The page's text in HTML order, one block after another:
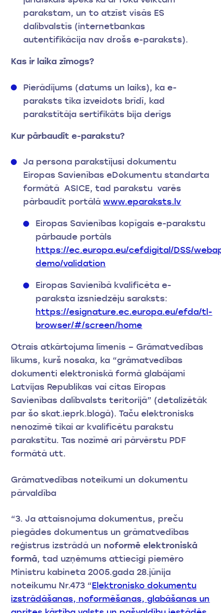
parakstam, un to atzīst visās ES
dalībvalstīs (internetbankas
autentifikācija nav drošs e-paraksts).
Kas ir laika zīmogs?
Pierādījums (datums un laiks), ka e-
paraksts tika izveidots brīdī, kad
parakstītāja sertifikāts bija derīgs
Kur pārbaudīt e-parakstu?
Ja persona parakstījusi dokumentu
Eiropas Savienības eDokumentu standarta
formātā ASICE, tad parakstu varēs
pārbaudīt portālāwww.eparaksts.lv
Eiropas Savienības kopīgais e-parakstu
pārbaude portāls
https://ec.europa.eu/cefdigital/DSS/
demo/validation
Eiropas Savienībā kvalificēta e-
paraksta izsniedzēju saraksts:
https://esignature.ec.europa.eu/efda/tl-
browser/#/screen/home
Otrais atkārtojuma līmenis – Grāmatvedības
likums, kurš nosaka, ka “grāmatvedības
dokumenti elektroniskā formā glabājami
Latvijas Republikas vai citas Eiropas
Savienības dalībvalsts teritorijā” (detalizētāk
par šo skat.ieprk.blogā). Taču elektronisks
nenozīmē tikai ar kvalificētu parakstu
parakstītu. Tas nozīmē arī pārvērstu PDF
formātā utt.
Grāmatvedības noteikumi un dokumentu
pārvaldība
“3. Ja attaisnojuma dokumentus, preču
piegādes dokumentus un grāmatvedības
reģistrus izstrādā un noformē elektroniskā
formā, tad uzņēmums attiecīgi piemēro
Ministru kabineta 2005.gada 28.jūnija
noteikumu Nr.473 “Elektronisko dokumentu
izstrādāšanas, noformēšanas, glabāšanas un